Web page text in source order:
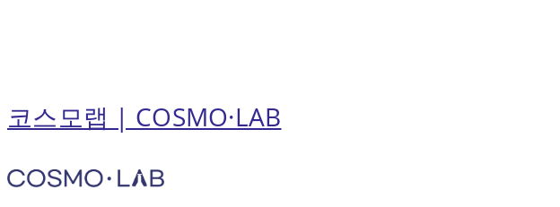
코스모랩 | COSMO·LAB